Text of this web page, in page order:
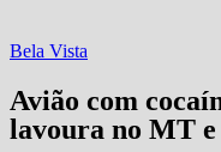
Bela Vista
Avião com
lavoura no MT